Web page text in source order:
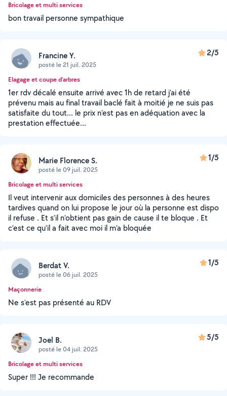
Bricolage et multi services
bon travail personne sympathique
Francine Y.
posté le 21 juil. 2025
2/5
Elagage et coupe d'arbres
1er rdv décalé ensuite arrivé avec 1h de retard j'ai été
prévenu mais au final travail baclé fait à moitié je ne suis pas
satisfaite du tout... le prix n'est pas en adéquation avec la
prestation effectuée...
Marie Florence S.
posté le 09 juil. 2025
1/5
Bricolage et multi services
Il veut intervenir aux domiciles des personnes à des heures
tardives quand on lui propose le jour où la personne est dispo
il refuse . Et s’il n’obtient pas gain de cause il te bloque . Et
c’est ce qu’il a fait avec moi il m’a bloquée
Berdat V.
posté le 06 juil. 2025
1/5
Maçonnerie
Ne s'est pas présenté au RDV
Joel B.
posté le 04 juil. 2025
5/5
Bricolage et multi services
Super !!! Je recommande